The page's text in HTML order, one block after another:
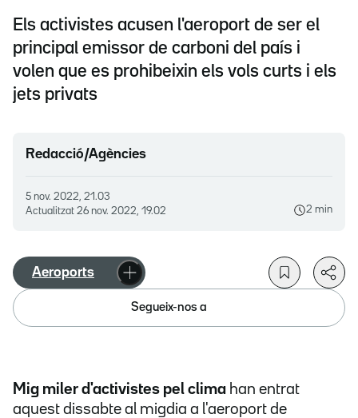
Els activistes acusen l'aeroport de ser el
principal emissor de carboni del país i
volen que es prohibeixin els vols curts i els
jets privats
Redacció/Agències
5 nov. 2022, 21.03
Actualitzat 26 nov. 2022, 19.02 2 min
Aeroports
Segueix-nos a
Mig miler d'activistes pel clima han entrat
aquest dissabte al migdia a l'aeroport de